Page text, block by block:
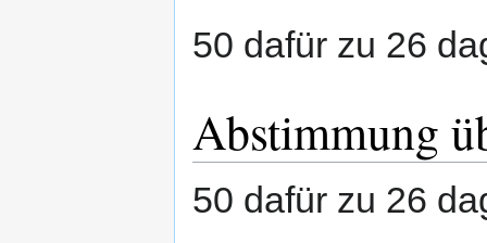
50 dafür zu 26
Abstimmung
50 dafür zu 26